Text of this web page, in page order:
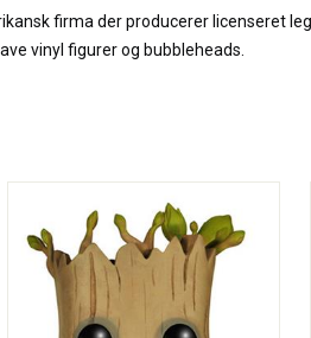
firma der producerer licenseret
vinyl figurer og bubbleheads.